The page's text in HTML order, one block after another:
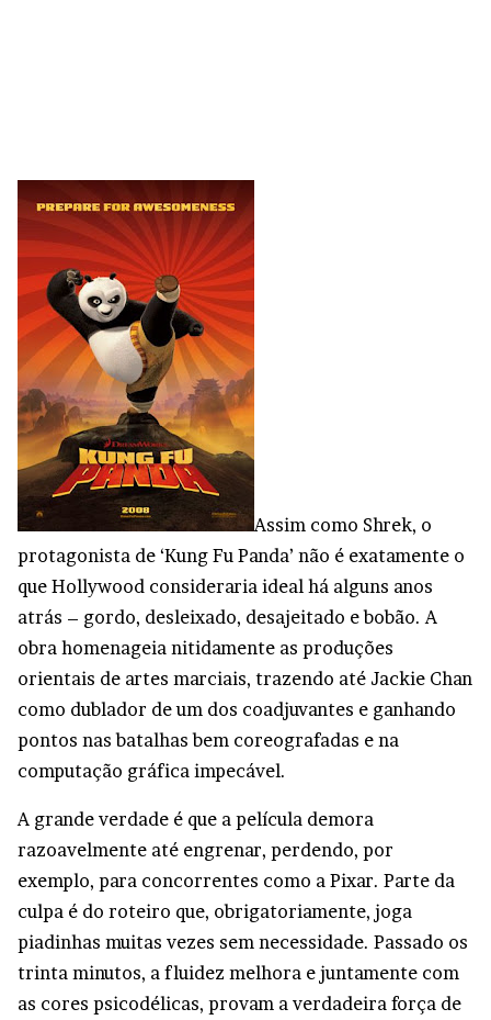
Assim como Shrek, o
protagonista de ‘Kung Fu Panda’ não é exatamente o
que Hollywood consideraria ideal há alguns anos
atrás – gordo, desleixado, desajeitado e bobão. A
obra homenageia nitidamente as produções
orientais de artes marciais, trazendo até Jackie Chan
como dublador de um dos coadjuvantes e ganhando
pontos nas batalhas bem coreografadas e na
computação gráfica impecável.
A grande verdade é que a película demora
razoavelmente até engrenar, perdendo, por
exemplo, para concorrentes como a Pixar. Parte da
culpa é do roteiro que, obrigatoriamente, joga
piadinhas muitas vezes sem necessidade. Passado os
trinta minutos, a fluidez melhora e juntamente com
as cores psicodélicas, provam a verdadeira força de